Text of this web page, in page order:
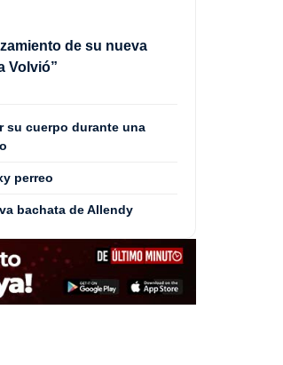
de su nueva
Volvió”
su cuerpo durante una
perreo
bachata de Allendy